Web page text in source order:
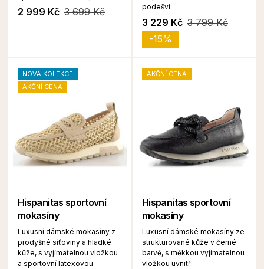
2 999 Kč 3 699 Kč
podešví.
3 229 Kč 3 799 Kč
-15%
NOVÁ KOLEKCE
AKČNÍ CENA
Hispanitas sportovní
mokasíny
Luxusní dámské mokasíny z
prodyšné síťoviny a hladké
kůže, s vyjímatelnou vložkou
a sportovní latexovou
AKČNÍ CENA
Hispanitas sportovní
mokasíny
Luxusní dámské mokasíny ze
strukturované kůže v černé
barvě, s měkkou vyjímatelnou
vložkou uvnitř.